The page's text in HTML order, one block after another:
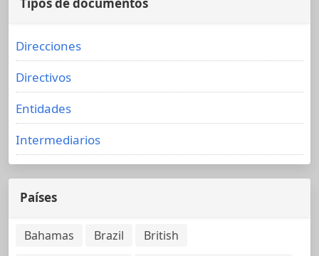
Direcciones
Directivos
Entidades
Intermediarios
Países
Bahamas Brazil
British